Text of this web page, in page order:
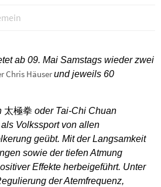
ab 09. Mai Samstags wieder zwei
Chris Häuserund jeweils 60
太極拳 oder Tai-Chi Chuan
Volkssport von allen
geübt. Mit der Langsamkeit
sowie der tiefen Atmung
Effekte herbeigeführt. Unter
der Atemfrequenz,